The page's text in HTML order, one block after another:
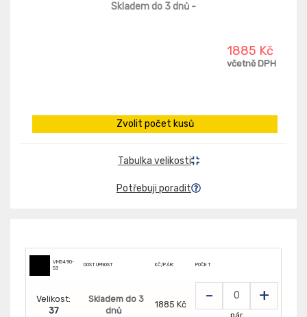
Skladem do 3 dnů -
1885 Kč
včetně DPH
Zvolit počet kusů
Tabulka velikosti
Potřebuji poradit
VM5490-
S3
DOSTUPNOST KČ/PÁR: POČET
Velikost:
37
Skladem do 3
dnů
1885 Kč - +
pár